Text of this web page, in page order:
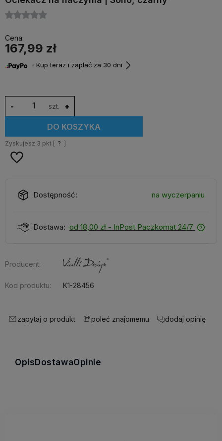
Cena:
167,99 zł
・Kup teraz i zapłać za 30 dni
szt. +
-
DO KOSZYKA
Zyskujesz 3 pkt [ ? ]
Dostępność: na wyczerpaniu
Dostawa: od 18,00 zł - InPost Paczkomat 24/7
Producent:
Kod produktu: K1-28456
zapytaj o produkt poleć znajomemu dodaj opinię
OpisDostawaOpinie